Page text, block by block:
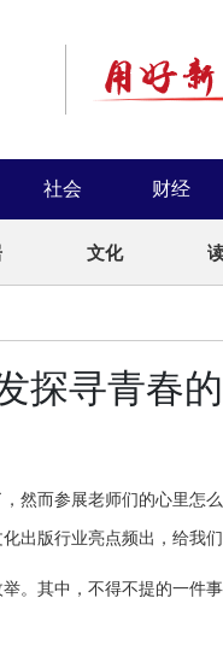
社会 财经
文化
探寻青春
然而参展老师们的心里怎
出版行业亮点频出，给我
。其中，不得不提的一件